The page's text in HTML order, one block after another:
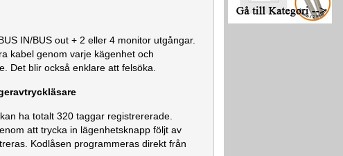
IN/BUS out + 2 eller 4 monitor utgångar.
kabel genom varje kägenhet och
Det blir också enklare att felsöka.
ha totalt 320 taggar registrererade.
att trycka in lägenhetsknapp följt av
Kodlåsen programmeras direkt från